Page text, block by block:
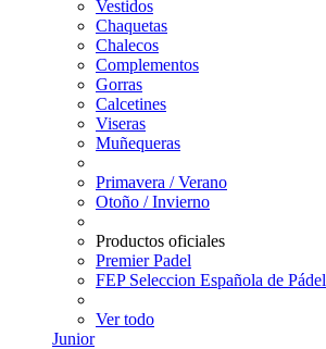
Vestidos
Chaquetas
Chalecos
Complementos
Gorras
Calcetines
Viseras
Muñequeras
Primavera / Verano
Otoño / Invierno
Productos oficiales
Premier Padel
FEP Seleccion Española de Pádel
Ver todo
Junior